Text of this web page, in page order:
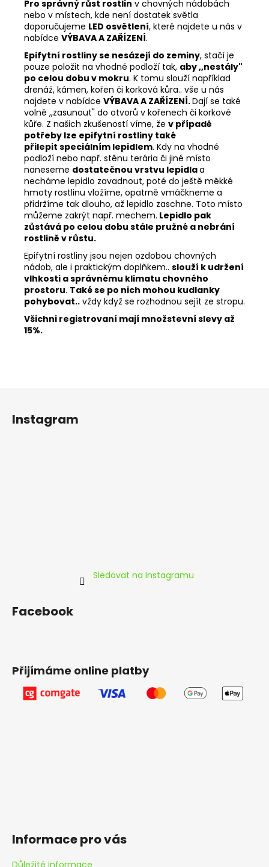
Pro správný růst rostlin v chovných nádobách
nebo v místech, kde není dostatek světla
doporučujeme LED osvětlení, které najdete u nás v
nabídce VÝBAVA A ZAŘÍZENÍ.
Epifytní rostliny se nesázejí do zeminy, stačí je
pouze položit na vhodné podloží tak, aby ,,nestály"
po celou dobu v mokru. K tomu slouží například
drenáž, kámen, kořen či korková kůra.. vše u nás
najdete v nabídce VÝBAVA A ZAŘÍZENÍ.Dají se také
volně ,,zasunout" do otvorů v kořenech či korkové
kůře. Z našich zkušeností víme, že v případě
potřeby lze epifytní rostliny také
přilepit speciálním lepidlem. Kdy na vhodné
podloží nebo např. stěnu terária či jiné místo
naneseme dostatečnou vrstvu lepidlaa
necháme lepidlo zavadnout, poté do ještě měkké
hmoty rostlinu vložíme, opatrně vmáčkneme a
přidržíme tak dlouho, až lepidlo zaschne. Toto místo
můžeme zakrýt např. mechem. Lepidlo pak
zůstává po celou dobu stále pružné a nebrání
rostlině v růstu.
Epifytní rostliny jsou nejen ozdobou chovných
nádob, ale i praktickým doplňkem.. slouží k udržení
vlhkosti a správnému klimatu chovného
prostoru. Také se po nich mohou kudlanky
pohybovat.. vždy když se rozhodnou sejít ze stropu.
Všichni registrovaní mají množstevní slevy až
15%.
Z
Instagram
Sledovat na Instagramu
Facebook
Přijímáme online platby
Informace pro vás
Důležité informace